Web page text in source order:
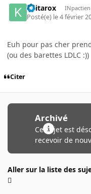
Keitarox INpactien
Posté(e) le 4 février
Euh pour pas cher
(ou des barettes LDLC :))
Citer
Archivé
Ce sujet est
recevoir de
Aller sur la liste des